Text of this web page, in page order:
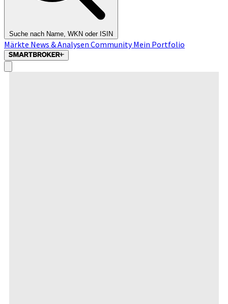
Suche nach Name, WKN oder ISIN
Märkte News & Analysen CommunityMein Portfolio